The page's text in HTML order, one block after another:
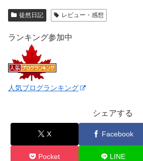
徒然日記 レビュー・感想
ランキング参加中
人気ブログランキング
シェアする
X Facebook
Pocket LINE